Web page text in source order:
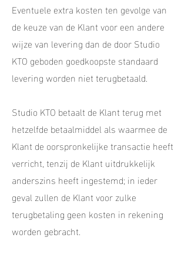
Eventuele extra kosten ten gevolge van
de keuze van de Klant voor een andere
wijze van levering dan de door Studio
KTO geboden goedkoopste standaard
levering worden niet terugbetaald.
Studio KTO betaalt de Klant terug met
hetzelfde betaalmiddel als waarmee de
Klant de oorspronkelijke transactie heeft
verricht, tenzij de Klant uitdrukkelijk
anderszins heeft ingestemd; in ieder
geval zullen de Klant voor zulke
terugbetaling geen kosten in rekening
worden gebracht.